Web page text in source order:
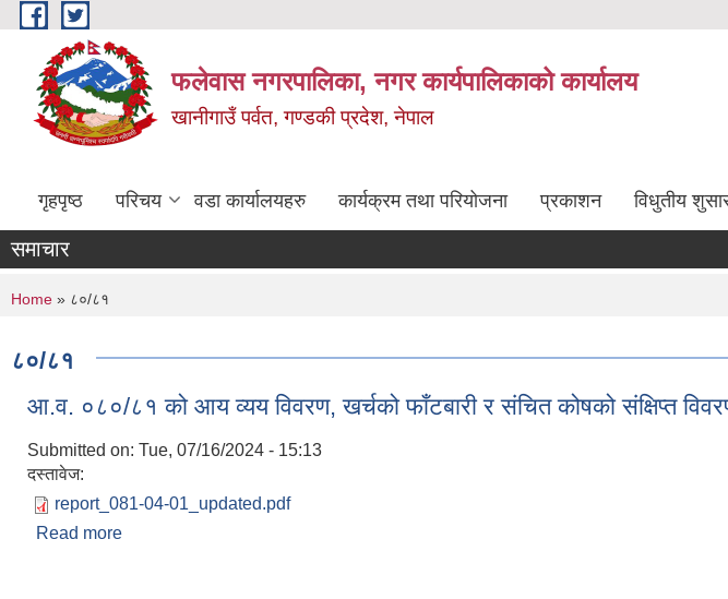
Skip to main content
फलेवास नगरपालिका, नगर कार्यपालिकाको कार्यालय
खानीगाउँ पर्वत, गण्डकी प्रदेश, नेपाल
गृहपृष्ठ परिचय वडा कार्यालयहरु कार्यक्रम तथा परियोजना प्रकाशन विधुतीय
समाचार
You are here
Home » ८०/८१
८०/८१
आ.व. ०८०/८१ को आय व्यय विवरण, खर्चको फाँटबारी र संचित कोषको संक्षिप्त
Submitted on: Tue, 07/16/2024 - 15:13
दस्तावेज:
report_081-04-01_updated.pdf
Read more